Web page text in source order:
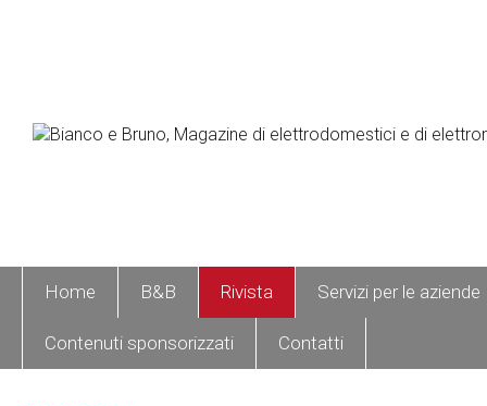
Home B&B Rivista Servizi per le aziende
Contenuti sponsorizzati Contatti